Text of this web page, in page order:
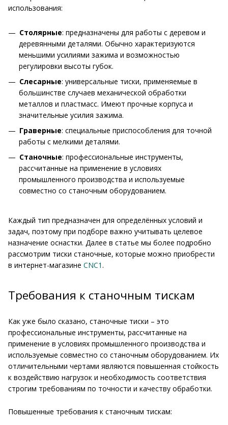
использования:
Столярные: предназначены для работы с деревом и
деревянными деталями. Обычно характеризуются
меньшими усилиями зажима и возможностью
регулировки высоты губок.
Слесарные: универсальные тиски, применяемые в
большинстве случаев механической обработки
металлов и пластмасс. Имеют прочные корпуса и
значительные усилия зажима.
Граверные: специальные приспособления для точной
работы с мелкими деталями.
Станочные: профессиональные инструменты,
рассчитанные на применение в условиях
промышленного производства и используемые
совместно со станочным оборудованием.
Каждый тип предназначен для определённых условий и
задач, поэтому при подборе важно учитывать целевое
назначение оснастки. Далее в статье мы более подробно
рассмотрим тиски станочные, которые можно приобрести
в интернет-магазине CNC1 .
Требования к станочным тискам
Как уже было сказано, станочные тиски – это
профессиональные инструменты, рассчитанные на
применение в условиях промышленного производства и
используемые совместно со станочным оборудованием. Их
отличительными чертами являются повышенная стойкость
к воздействию нагрузок и необходимость соответствия
строгим требованиям по точности и качеству обработки.
Повышенные требования к станочным тискам: